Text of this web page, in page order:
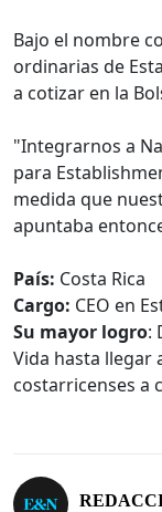
Bajo el nombre
ordinarias de
a cotizar en la
"Integrarnos a
para
medida que
apuntaba
País: Costa Rica
Cargo: CEO en
Su mayor logro:
Vida hasta llegar
costarricenses a